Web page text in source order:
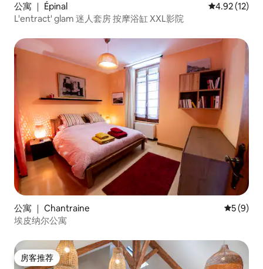
公寓 ｜ Épinal 平均评分
4.92 (12)
L'entract' glam 迷人套房 按摩浴缸 XXL影院
公寓 ｜ Chantraine 平均评分
5 (9)
埃皮纳尔公寓
房客推荐
房客推荐